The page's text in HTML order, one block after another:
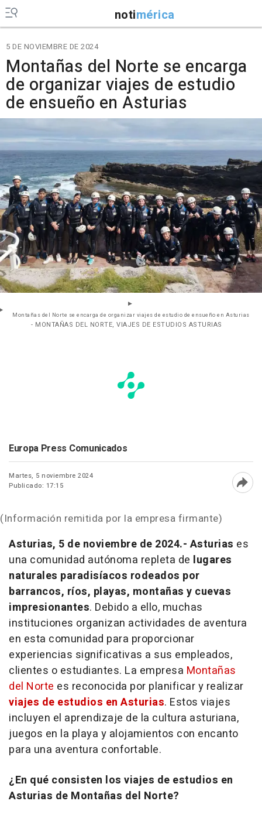
notimérica
5 DE NOVIEMBRE DE 2024
Montañas del Norte se encarga
de organizar viajes de estudio
de ensueño en Asturias
Montañas del Norte se encarga de organizar viajes de estudio de ensueño en Asturias
- MONTAÑAS DEL NORTE, VIAJES DE ESTUDIOS ASTURIAS
Europa Press Comunicados
Martes, 5 noviembre 2024
Publicado: 17:15
(Información remitida por la empresa firmante)
Asturias, 5 de noviembre de 2024.- Asturias es
una comunidad autónoma repleta de lugares
naturales paradisíacos rodeados por
barrancos, ríos, playas, montañas y cuevas
impresionantes. Debido a ello, muchas
instituciones organizan actividades de aventura
en esta comunidad para proporcionar
experiencias significativas a sus empleados,
clientes o estudiantes. La empresa Montañas
del Norte es reconocida por planificar y realizar
viajes de estudios en Asturias. Estos viajes
incluyen el aprendizaje de la cultura asturiana,
juegos en la playa y alojamientos con encanto
para una aventura confortable.
¿En qué consisten los viajes de estudios en
Asturias de Montañas del Norte?